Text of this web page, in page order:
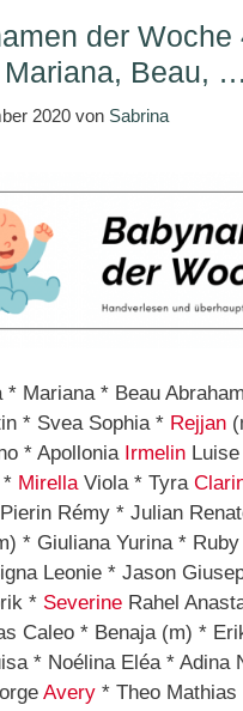
der Woche
Mariana, Beau, …
2020 von Sabrina
Mariana * Beau
* Svea Sophia * Rejjan
* Apollonia Irmelin
* MirellaViola * Tyra
Rémy * Julian
* Giuliana Yurina * Ruby
Leonie * Jason
* Severine Rahel
Caleo * Benaja (m) *
* Noélina Eléa * Adina
Avery * Theo Mathias